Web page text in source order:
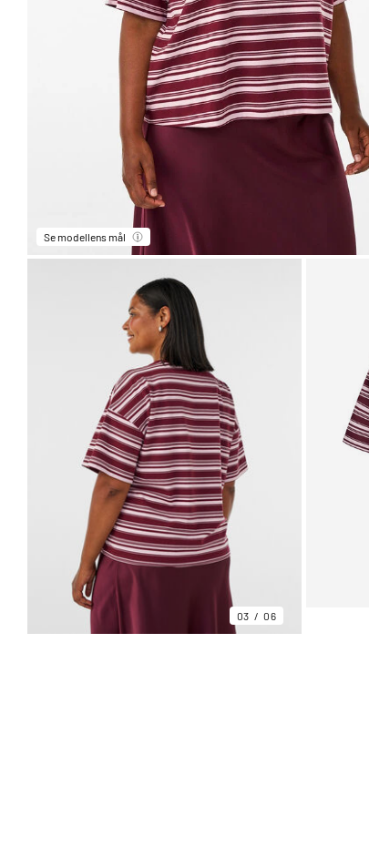
Se modellens mål
03 06